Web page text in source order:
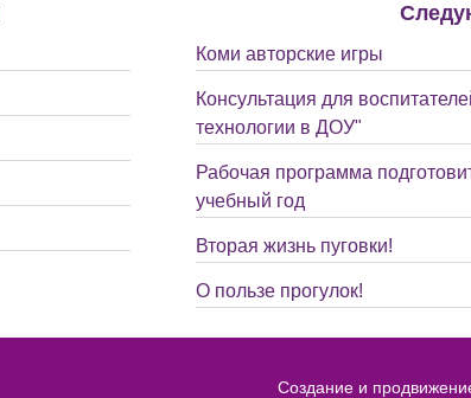
Коми авторские игры
Консультация для
технологии в ДОУ"
Рабочая программа
учебный год
Вторая жизнь пуговки!
О пользе прогулок!
Создание и